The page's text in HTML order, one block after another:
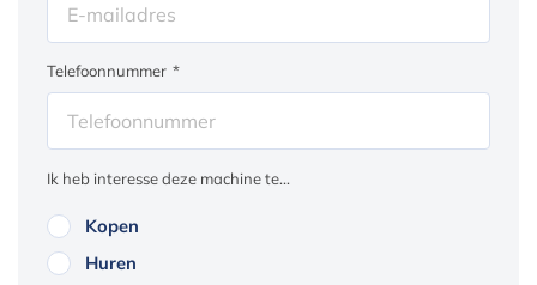
Telefoonnummer *
Ik heb interesse deze machine te...
Kopen
Huren